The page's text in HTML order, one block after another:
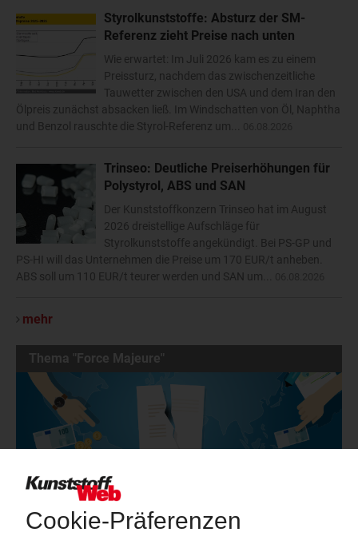
Styrolkunststoffe: Absturz der SM-
Referenz zieht Preise nach unten
Wie erwartet: Im Juli 2026 kam es zu einem
Preissturz, nachdem das zwischenzeitliche
Tauwetter zwischen den USA und dem Iran den
Ölpreis zunächst absacken ließ. Im Windschatten von Öl, Naphtha
und Benzol rauschte die Styrol-Referenz um...
Trinseo: Deutliche Preiserhöhungen für
Polystyrol, ABS und SAN
Der Kunststoffkonzern Trinseo hat im August
2026 dreistellige Aufschläge für
Styrolkunststoffe angekündigt. Bei PS-GP und
PS-HI will das Unternehmen die Preise um 170 EUR/t anheben.
ABS soll um 110 EUR/t teurer werden und SAN um...
mehr
Thema "Force Majeure"
Force Majeure in der Kunststoffindustrie
Fragen und Antworten: Was Kunst­stoff­verarbeiter wissen müssen,